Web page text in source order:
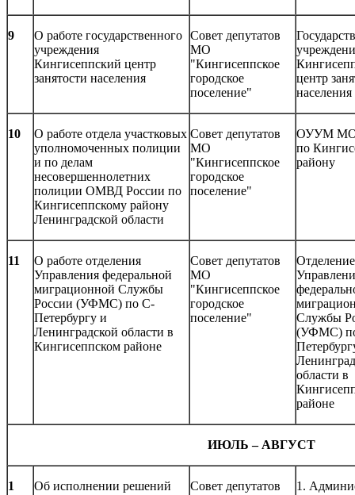
9
О работе государственного
учреждения
Кингисеппский центр
занятости населения
Совет депутатов
МО
"Кингисеппское
городское
поселение"
центр
населения
10
О работе отдела участковых
уполномоченных полиции
и по делам
несовершеннолетних
полиции ОМВД России по
Кингисеппскому району
Ленинградской области
Совет депутатов
МО
"Кингисеппское
городское
поселение"
ОУУМ
по
району
11
О работе отделения
Управления федеральной
миграционной Службы
России (УФМС) по С-
Петербургу и
Ленинградской области в
Кингисеппском районе
Совет депутатов
МО
"Кингисеппское
городское
поселение"
Отделение
Службы
(УФМС)
области в
районе
ИЮЛЬ – АВГУСТ
1
Об исполнении решений
Совет депутатов
1.